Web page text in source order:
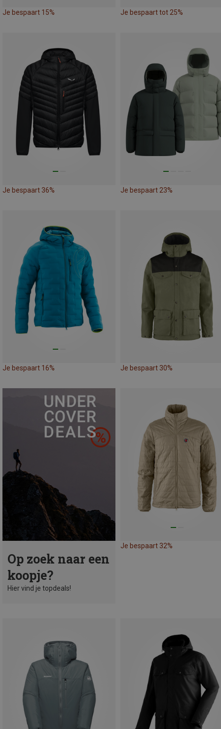
Je bespaart 15% Je bespaart tot 25%
Je bespaart 36% Je bespaart 23%
Je bespaart 16% Je bespaart 30%
Op zoek naar een
koopje?
Hier vind je topdeals!
Je bespaart 32%